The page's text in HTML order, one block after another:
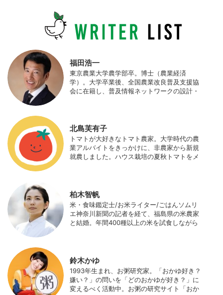
福田浩一
東京農業大学農学部卒。博士（農業経済
学）。大学卒業後、全国農業改良普及支援協
会に在籍し、普及情報ネットワークの設計・
の実証試験や農産物輸出などに関わった。主
にスマート農業の実証試験やコンサルなどに
携わっている。 HP：http://www.ijas.co.jp/
北島芙有子
トマトが大好きなトマト農家。大学時代の農
業アルバイトをきっかけに、非農家から新規
就農しました。ハウス栽培の夏秋トマトをメ
柏木智帆
米・食味鑑定士/お米ライター/ごはんソムリ
エ神奈川新聞の記者を経て、福島県の米農家
と結婚。年間400種以上の米を試食しながら
食事やお弁当づくりを通して、食育にも目を
向けている。プロフィール写真 ©杉山晃造
鈴木かゆ
1993年生まれ、お粥研究家。「おかゆ好き？
嫌い？」の問いを「どのおかゆが好き？」に
変えるべく活動中。お粥の研究サイト「おか